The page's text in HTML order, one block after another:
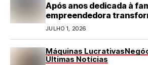
Após anos dedicada à
empreendedora
turismo em negócio de
JULHO 1, 2026
Máquinas Lucrativas
Últimas Notícias